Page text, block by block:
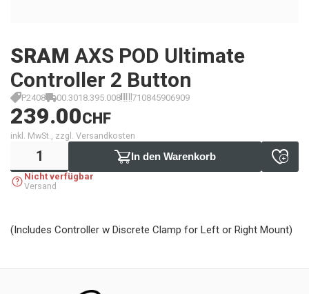
SRAM AXS POD Ultimate
Controller 2 Button
P2408 00.3018.395.008 710845906909
239.00CHF
inkl. MwSt., zzgl. Versandkosten
In den Warenkorb
Nicht verfügbar
Versand
(Includes Controller w Discrete Clamp for Left or Right Mount)